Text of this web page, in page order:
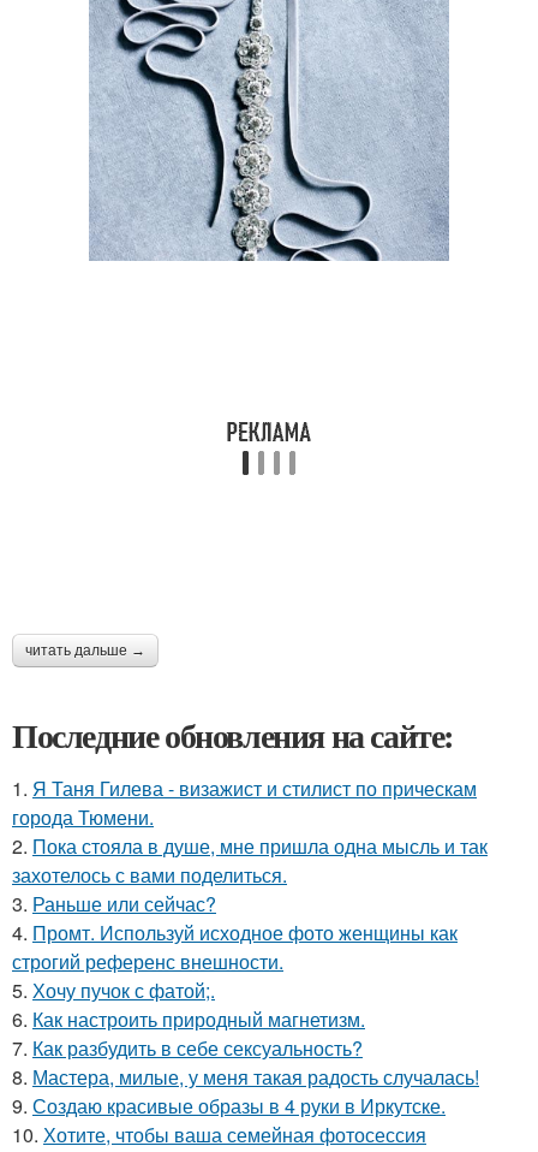
читать дальше →
Последние обновления на сайте:
1. Я Таня Гилева - визажист и стилист по прическам
города Тюмени.
2. Пока стояла в душе, мне пришла одна мысль и так
захотелось с вами поделиться.
3. Раньше или сейчас?
4. Промт. Используй исходное фото женщины как
строгий референс внешности.
5. Хочу пучок с фатой;.
6. Как настроить природный магнетизм.
7. Как разбудить в себе сексуальность?
8. Мастера, милые, у меня такая радость случалась!
9. Создаю красивые образы в 4 руки в Иркутске.
10. Хотите, чтобы ваша семейная фотосессия